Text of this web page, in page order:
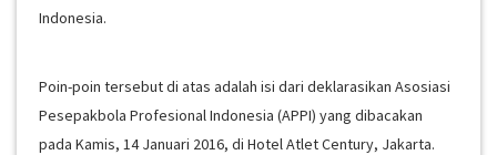
Indonesia.
Poin-poin tersebut di atas adalah isi dari deklarasikan Asosiasi
Pesepakbola Profesional Indonesia (APPI) yang dibacakan
pada Kamis, 14 Januari 2016, di Hotel Atlet Century, Jakarta.